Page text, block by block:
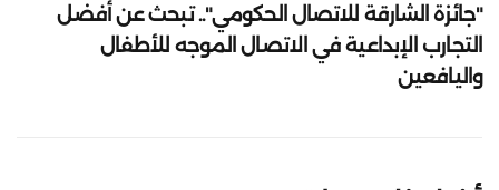
"جائزة الشارقة للاتصال الحكومي".. تبحث عن أفضل
التجارب الإبداعية في الاتصال الموجه للأطفال
واليافعين